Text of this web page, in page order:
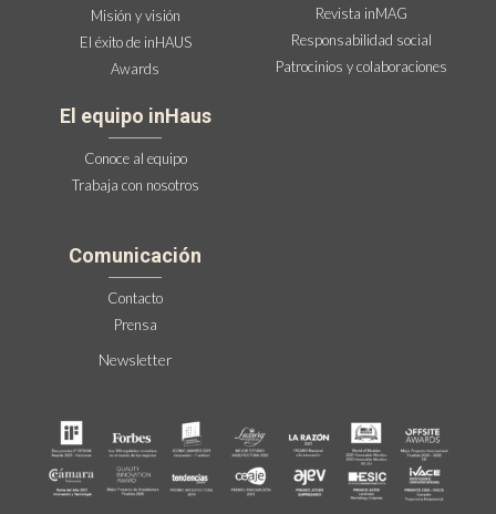
Misión y visión
El éxito de inHAUS
Awards
Revista inMAG
Responsabilidad social
Patrocinios y colaboraciones
El equipo inHaus
Conoce al equipo
Trabaja con nosotros
Comunicación
Contacto
Prensa
Newsletter